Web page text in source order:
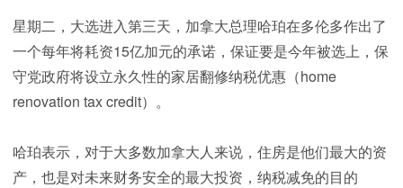
星期二，大选进入第三天，加拿大总理哈珀在多伦多作出了
一个每年将耗资15亿加元的承诺，保证要是今年被选上，保
守党政府将设立永久性的家居翻修纳税优惠（home
renovation tax credit）。
哈珀表示，对于大多数加拿大人来说，住房是他们最大的资
产，也是对未来财务安全的最大投资，纳税减免的目的